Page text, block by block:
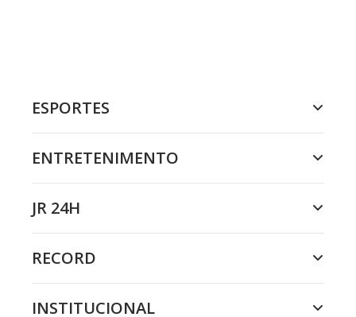
ESPORTES
ENTRETENIMENTO
JR 24H
RECORD
INSTITUCIONAL